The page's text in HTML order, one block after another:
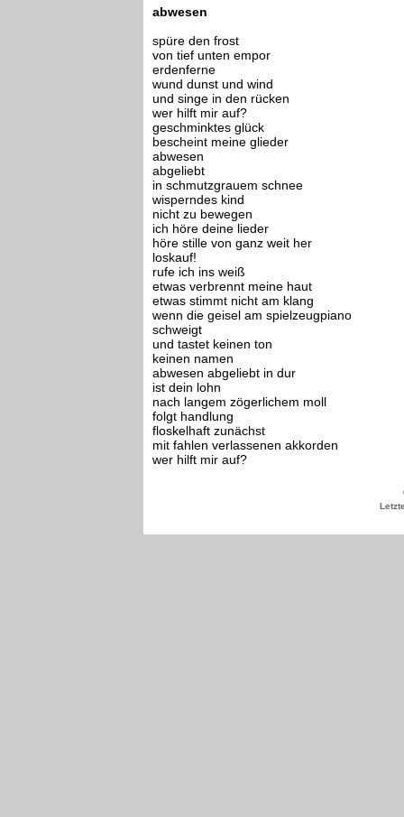
abwesen
spüre den frost
von tief unten empor
erdenferne
wund dunst und wind
und singe in den rücken
wer hilft mir auf?
geschminktes glück
bescheint meine glieder
abwesen
abgeliebt
in schmutzgrauem schnee
wisperndes kind
nicht zu bewegen
ich höre deine lieder
höre stille von ganz weit her
loskauf!
rufe ich ins weiß
etwas verbrennt meine haut
etwas stimmt nicht am klang
wenn die geisel am spielzeugpiano
schweigt
und tastet keinen ton
keinen namen
abwesen abgeliebt in dur
ist dein lohn
nach langem zögerlichem moll
folgt handlung
floskelhaft zunächst
mit fahlen verlassenen akkorden
wer hilft mir auf?